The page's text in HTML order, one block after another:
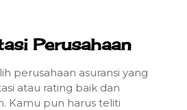
Perusahaan
perusahaan asuransi yang
atau rating baik dan
Kamu pun harus teliti